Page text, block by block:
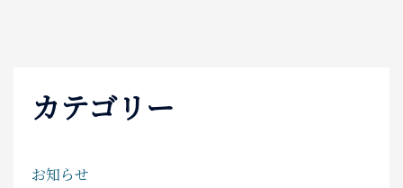
カテゴリー
お知らせ